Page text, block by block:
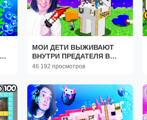
МОИ ДЕТИ ВЫЖИВАЮТ
ВНУТРИ ПРЕДАТЕЛЯ В
МАЙНКРАФТ!
46 192 просмотров